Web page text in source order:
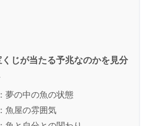
じが当たる予兆なのかを見分
夢の中の魚の状態
魚屋の雰囲気